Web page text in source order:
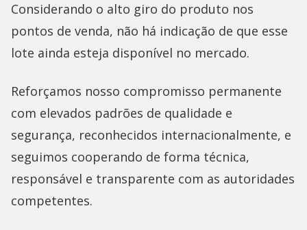
Considerando o alto giro do produto nos
pontos de venda, não há indicação de que esse
lote ainda esteja disponível no mercado.
Reforçamos nosso compromisso permanente
com elevados padrões de qualidade e
segurança, reconhecidos internacionalmente, e
seguimos cooperando de forma técnica,
responsável e transparente com as autoridades
competentes.